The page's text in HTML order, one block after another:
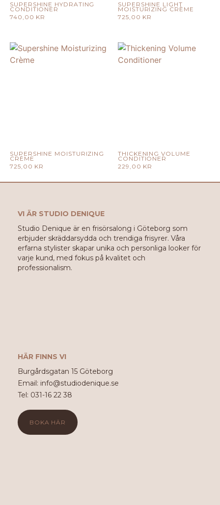
SUPERSHINE HYDRATING
CONDITIONER
740,00 KR
SUPERSHINE LIGHT
MOISTURIZING CRÈME
725,00 KR
SUPERSHINE MOISTURIZING
CRÈME
725,00 KR
THICKENING VOLUME
CONDITIONER
229,00 KR
VI ÄR STUDIO DENIQUE
Studio Denique är en frisörsalong i Göteborg som
erbjuder skräddarsydda och trendiga frisyrer. Våra
erfarna stylister skapar unika och personliga looker för
varje kund, med fokus på kvalitet och
professionalism.
HÄR FINNS VI
Burgårdsgatan 15 Göteborg
Email: info@studiodenique.se
Tel: 031-16 22 38
BOKA HÄR